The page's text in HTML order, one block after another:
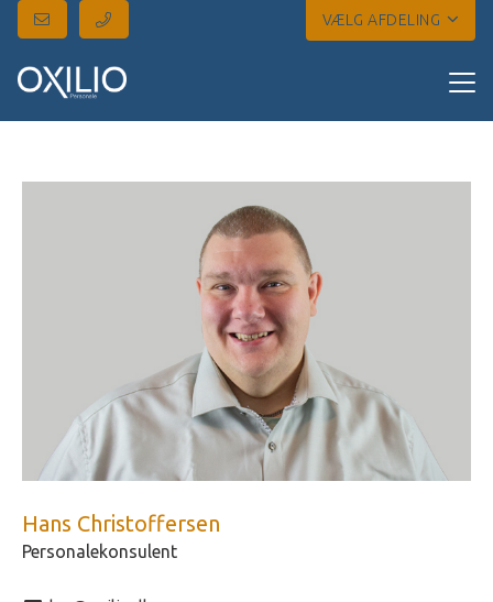
VÆLG AFDELING
Hans Christoffersen
Personalekonsulent